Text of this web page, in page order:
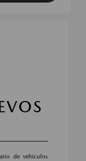
de vehículos